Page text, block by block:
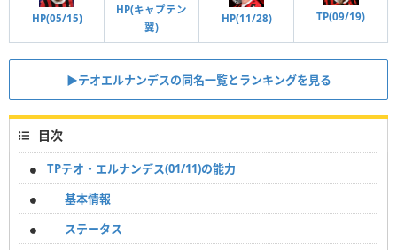
HP(05/15)
HP(キャプテン
翼)
HP(11/28) TP(09/19)
▶︎テオエルナンデスの同名一覧とランキングを見る
目次
TPテオ・エルナンデス(01/11)の能力
基本情報
ステータス